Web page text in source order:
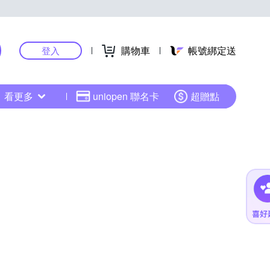
登入 購物車 帳號綁定送
看更多 uniopen 聯名卡 超贈點